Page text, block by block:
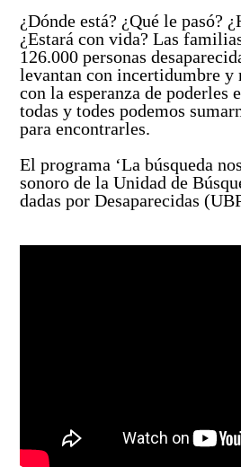
Banco de Iniciativas – Red
la Búsqueda
Así avanzamos
Listado de personas dadas
Mapa de lugares de interés
Mapa de personas
búsqueda
¿Dónde está? ¿Qué le pasó?
¿Estará con vida? Las
126.000 personas
levantan con incertidumbre y
con la esperanza de poderles
todas y todes podemos
para encontrarles.
El programa ‘La búsqueda
sonoro de la Unidad de
dadas por Desaparecidas